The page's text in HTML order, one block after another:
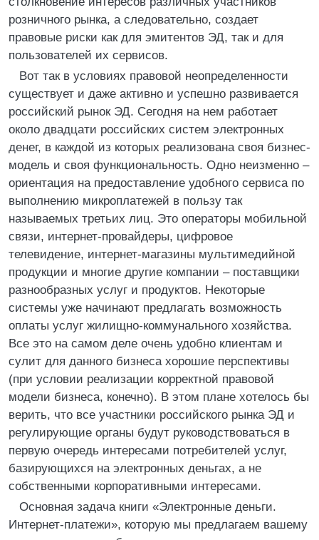
розничного рынка, а следовательно, создает
правовые риски как для эмитентов ЭД, так и для
пользователей их сервисов.
Вот так в условиях правовой неопределенности
существует и даже активно и успешно развивается
российский рынок ЭД. Сегодня на нем работает
около двадцати российских систем электронных
денег, в каждой из которых реализована своя бизнес-
модель и своя функциональность. Одно неизменно –
ориентация на предоставление удобного сервиса по
выполнению микроплатежей в пользу так
называемых третьих лиц. Это операторы мобильной
связи, интернет-провайдеры, цифровое
телевидение, интернет-магазины мультимедийной
продукции и многие другие компании – поставщики
разнообразных услуг и продуктов. Некоторые
системы уже начинают предлагать возможность
оплаты услуг жилищно-коммунального хозяйства.
Все это на самом деле очень удобно клиентам и
сулит для данного бизнеса хорошие перспективы
(при условии реализации корректной правовой
модели бизнеса, конечно). В этом плане хотелось бы
верить, что все участники российского рынка ЭД и
регулирующие органы будут руководствоваться в
первую очередь интересами потребителей услуг,
базирующихся на электронных деньгах, а не
собственными корпоративными интересами.
Основная задача книги «Электронные деньги.
Интернет-платежи», которую мы предлагаем вашему